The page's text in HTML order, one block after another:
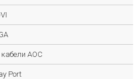
AOC
Port